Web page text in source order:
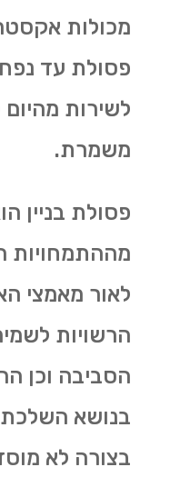
מכולות
לשירות מהיום
משמרת.
פסולת בניין
מההתמחויות
לאור מאמצי
הרשויות
הסביבה וכן
בנושא השלכת
בצורה לא